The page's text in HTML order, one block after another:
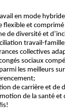
en mode
flexible et
de diversité et
travail-
collectives
sociaux
les meilleurs
de carrière et de
de la santé et